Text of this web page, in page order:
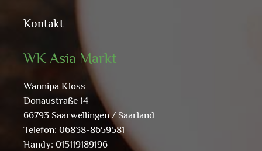
Kontakt
WK Asia Markt
Wannipa Kloss
Donaustraße 14
66793 Saarwellingen / Saarland
Telefon: 06838-8659581
Handy: 015119189196